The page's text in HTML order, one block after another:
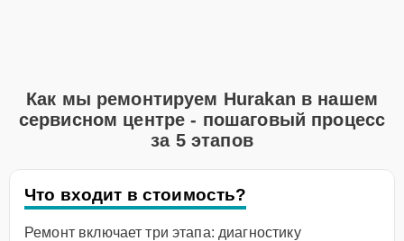
Как мы ремонтируем Hurakan в нашем
сервисном центре - пошаговый процесс
за 5 этапов
Что входит в стоимость?
Ремонт включает три этапа: диагностику